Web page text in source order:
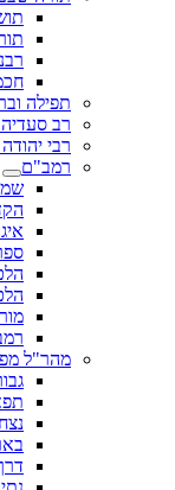
תפילה
רב סעדיה
רבי יהודה
רמב"ם
מהר"ל